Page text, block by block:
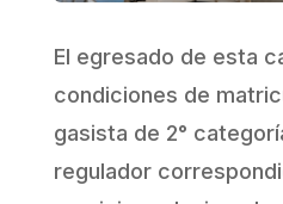
El egresado de esta
condiciones de
gasista de 2°
regulador